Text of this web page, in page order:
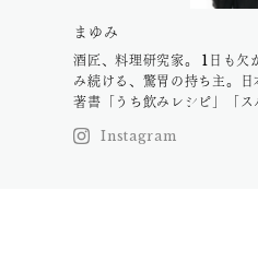
まゆみ
酒匠、料理研究家。 1日も欠
み続ける、驚胃の持ち主。日
著書「うち飲みレシピ」「ス
Instagram